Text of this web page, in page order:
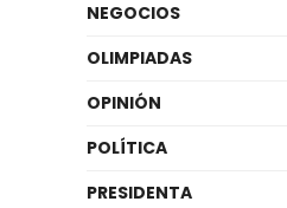
NEGOCIOS
OLIMPIADAS
OPINIÓN
POLÍTICA
PRESIDENTA